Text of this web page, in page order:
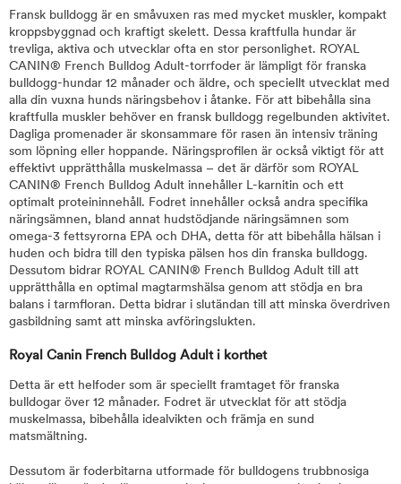
Fransk bulldogg är en småvuxen ras med mycket muskler, kompakt
kroppsbyggnad och kraftigt skelett. Dessa kraftfulla hundar är
trevliga, aktiva och utvecklar ofta en stor personlighet. ROYAL
CANIN® French Bulldog Adult-torrfoder är lämpligt för franska
bulldogg-hundar 12 månader och äldre, och speciellt utvecklat med
alla din vuxna hunds näringsbehov i åtanke. För att bibehålla sina
kraftfulla muskler behöver en fransk bulldogg regelbunden aktivitet.
Dagliga promenader är skonsammare för rasen än intensiv träning
som löpning eller hoppande. Näringsprofilen är också viktigt för att
effektivt upprätthålla muskelmassa – det är därför som ROYAL
CANIN® French Bulldog Adult innehåller L-karnitin och ett
optimalt proteininnehåll. Fodret innehåller också andra specifika
näringsämnen, bland annat hudstödjande näringsämnen som
omega-3 fettsyrorna EPA och DHA, detta för att bibehålla hälsan i
huden och bidra till den typiska pälsen hos din franska bulldogg.
Dessutom bidrar ROYAL CANIN® French Bulldog Adult till att
upprätthålla en optimal magtarmshälsa genom att stödja en bra
balans i tarmfloran. Detta bidrar i slutändan till att minska överdriven
gasbildning samt att minska avföringslukten.
Royal Canin French Bulldog Adult i korthet
Detta är ett helfoder som är speciellt framtaget för franska
bulldogar över 12 månader. Fodret är utvecklat för att stödja
muskelmassa, bibehålla idealvikten och främja en sund
matsmältning.
Dessutom är foderbitarna utformade för bulldogens trubbnosiga